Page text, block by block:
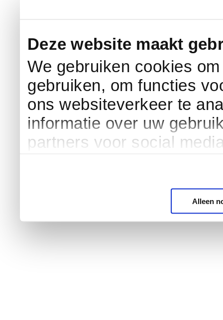
Deze website maakt
We gebruiken cookies
gebruiken, om functies
ons websiteverkeer te
informatie over uw
partners voor social
Alleen